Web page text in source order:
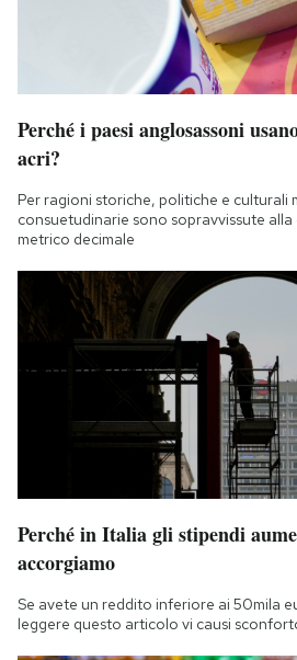
Perché i paesi anglosassoni
acri?
Per ragioni storiche, politiche e culturali
consuetudinarie sono sopravvissute
metrico decimale
Perché in Italia gli stipendi
accorgiamo
Se avete un reddito inferiore ai 50mila
leggere questo articolo vi causi